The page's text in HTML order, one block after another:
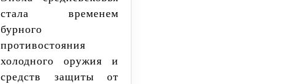
стала временем
бурного
противостояния
холодного оружия и
средств защиты от